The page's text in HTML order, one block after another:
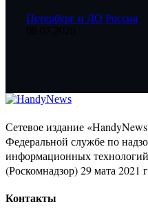
Петербург и ЛО Россия
Сетевое издание
Федеральной службе по
информационных
(Роскомнадзор) 29 мата 2021
Контакты